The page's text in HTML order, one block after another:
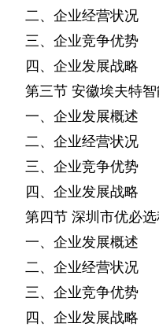
二、企业经营状况
三、企业竞争优势
四、企业发展战略
第三节 安徽埃夫特
一、企业发展概述
二、企业经营状况
三、企业竞争优势
四、企业发展战略
第四节 深圳市优必
一、企业发展概述
二、企业经营状况
三、企业竞争优势
四、企业发展战略